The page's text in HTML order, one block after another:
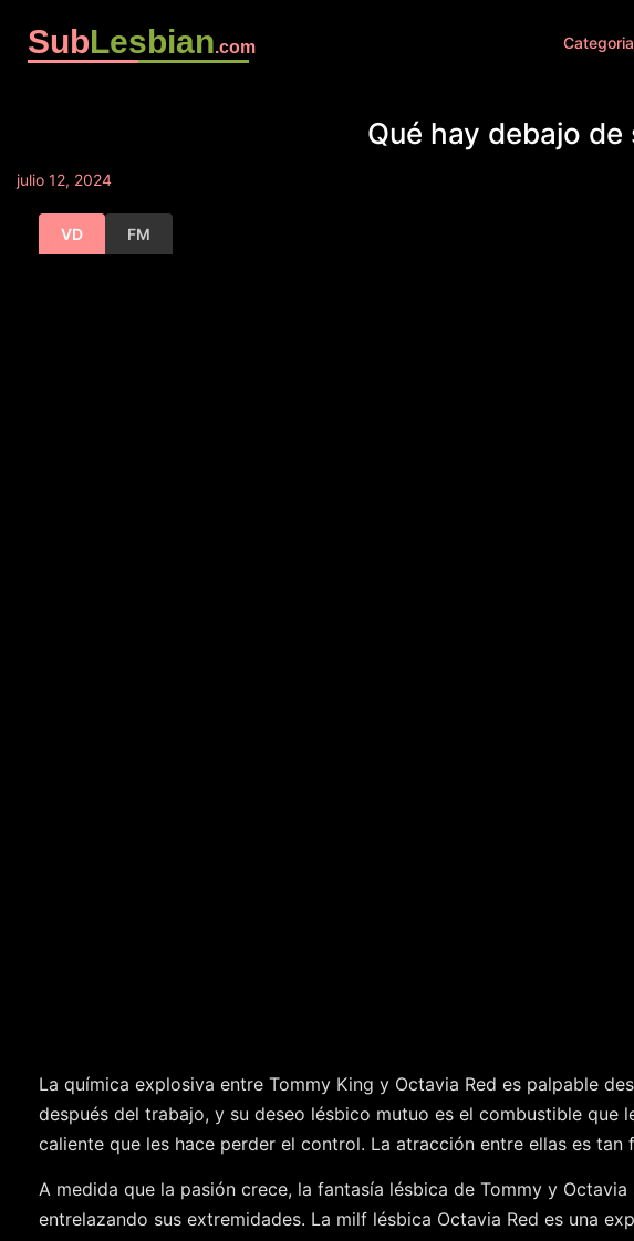
SubLesbian.com
Qué hay debajo
julio 12, 2024
VD FM
La química explosiva entre Tommy King y Octavia Red es palpable
después del trabajo, y su deseo lésbico mutuo es el combustible que
caliente que les hace perder el control. La atracción entre ellas es
A medida que la pasión crece, la fantasía lésbica de Tommy y
entrelazando sus extremidades. La milf lésbica Octavia Red es una